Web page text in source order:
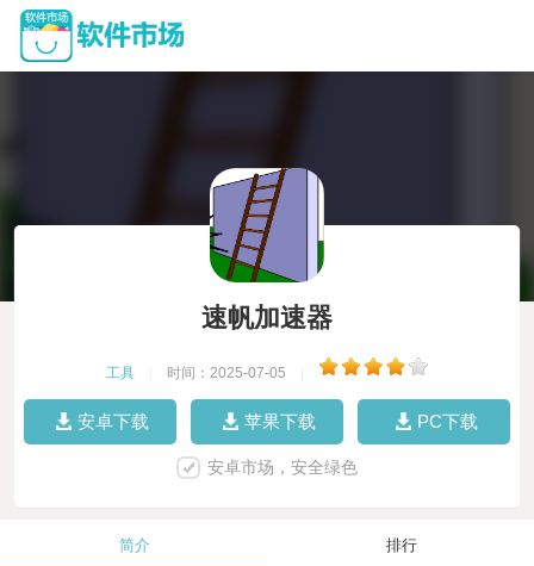
速帆加速器
工具 时间：2025-07-05
安卓下载 苹果下载 PC下载
安卓市场，安全绿色
简介 排行